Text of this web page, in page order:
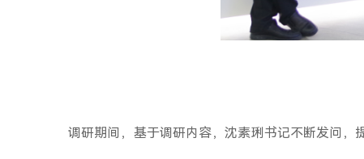
调研期间，基于调研内容，沈素琍书记不断发问